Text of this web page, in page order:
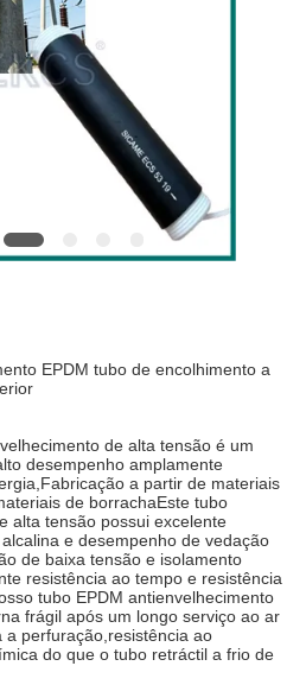
EPDM tubo de encolhimento a
de alta tensão é um
desempenho amplamente
a partir de materiais
de borrachaEste tubo
alta tensão possui excelente
e desempenho de vedação
de baixa tensão e isolamento
resistência ao tempo e resistência
tubo EPDM antienvelhecimento
frágil após um longo serviço ao ar
a perfuração,resistência ao
do que o tubo retráctil a frio de